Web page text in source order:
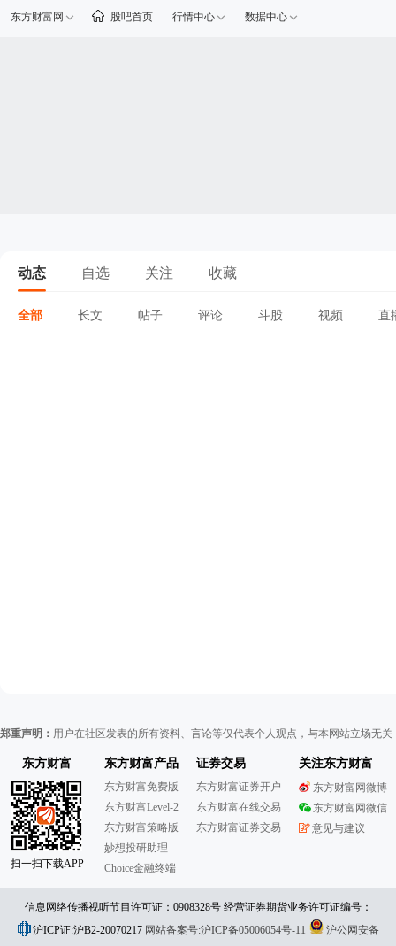
东方财富网 股吧首页 行情中心 数据中心
动态 自选 关注 收藏
全部 长文 帖子 评论 斗股 视频 直
郑重声明： 用户在社区发表的所有资料、言论等仅代表个人观点，与本网站立场无
东方财富
扫一扫下载APP
东方财富产品
东方财富免费版
东方财富Level-2
东方财富策略版
妙想投研助理
Choice金融终端
证券交易
东方财富证券开户
东方财富在线交易
东方财富证券交易
关注东方财富
东方财富网微博
东方财富网微信
意见与建议
信息网络传播视听节目许可证：0908328号 经营证券期货业务许可证编号：
913101046312860336 违法和不良信息举报:021-61278686 举报邮箱：
沪ICP证:沪B2-20070217 网站备案号:沪ICP备05006054号-11
沪公网安备